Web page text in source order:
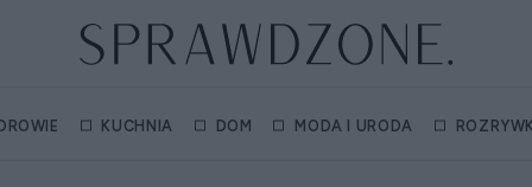
KUCHNIA DOM MODA I URODA